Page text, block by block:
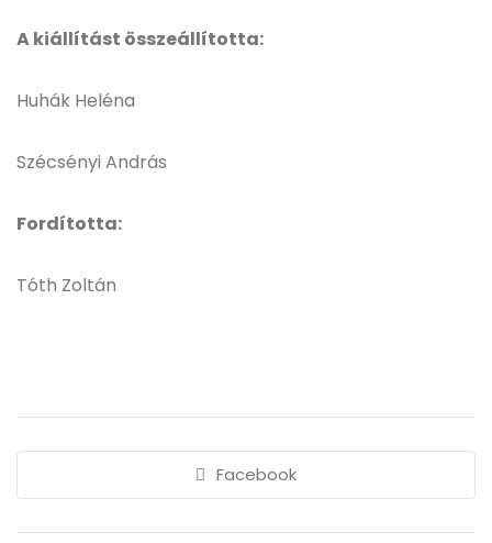
A kiállítást összeállította:
Huhák Heléna
Szécsényi András
Fordította:
Tóth Zoltán
Facebook